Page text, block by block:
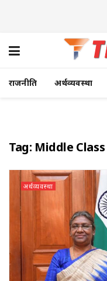
राजनीति अर्थव्यवस्था
Tag: Middle Class
अर्थव्यवस्था